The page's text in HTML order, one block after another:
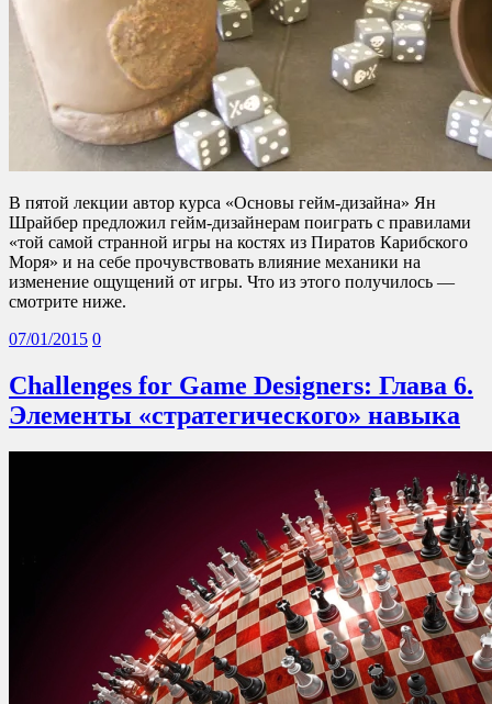
В пятой лекции автор курса «Основы гейм-дизайна» Ян
Шрайбер предложил гейм-дизайнерам поиграть с правилами
«той самой странной игры на костях из Пиратов Карибского
Моря» и на себе прочувствовать влияние механики на
изменение ощущений от игры. Что из этого получилось —
смотрите ниже.
07/01/2015 0
Challenges for Game Designers: Глава 6.
Элементы «стратегического» навыка